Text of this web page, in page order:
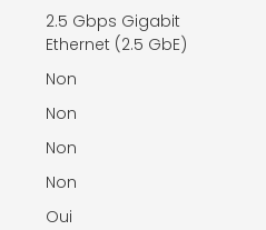
2.5 Gbps Gigabit
Ethernet (2.5 GbE)
Non
Non
Non
Non
Oui